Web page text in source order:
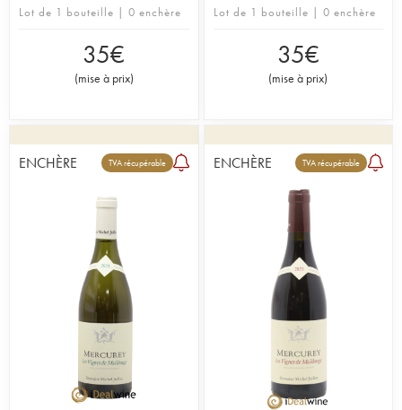
Lot de 1 bouteille | 0 enchère
35€
(mise à prix)
Lot de 1 bouteille | 0 enchère
35€
(mise à prix)
ENCHÈRE TVA récupérable ENCHÈRE TVA récupérable